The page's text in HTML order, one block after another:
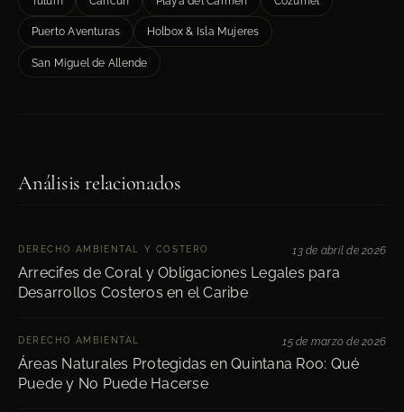
Puerto Aventuras Holbox & Isla Mujeres
San Miguel de Allende
Análisis relacionados
DERECHO AMBIENTAL Y COSTERO
Arrecifes de Coral y Obligaciones Legales para
Desarrollos Costeros en el Caribe
13 de abril de 2026
DERECHO AMBIENTAL
Áreas Naturales Protegidas en Quintana Roo: Qué
Puede y No Puede Hacerse
15 de marzo de 2026